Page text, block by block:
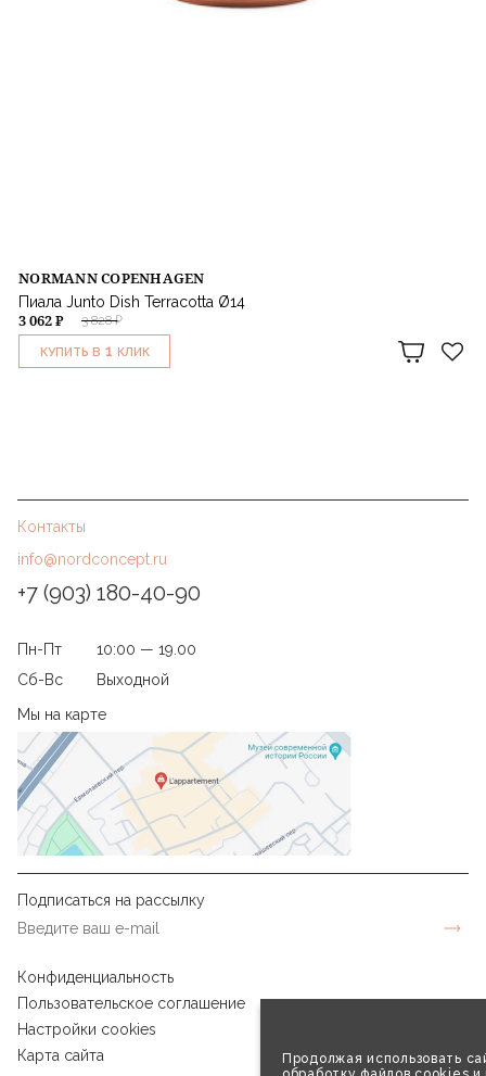
Продолжая использовать
NORMANN COPENHAGEN
Пиала Junto Dish Terracotta Ø14
3 828 ₽
3 062 ₽
КУПИТЬ В 1 КЛИК
Контакты
info@nordconcept.ru
+7 (903) 180-40-90
Пн-Пт
10:00 — 19.00
Сб-Вс
Выходной
Мы на карте
Подписаться на рассылку
Конфиденциальность
Пользовательское соглашение
Настройки cookies
Карта сайта